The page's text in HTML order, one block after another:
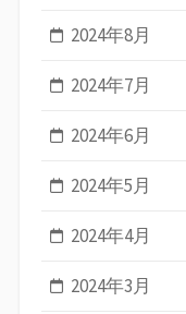
2024年8月
2024年7月
2024年6月
2024年5月
2024年4月
2024年3月